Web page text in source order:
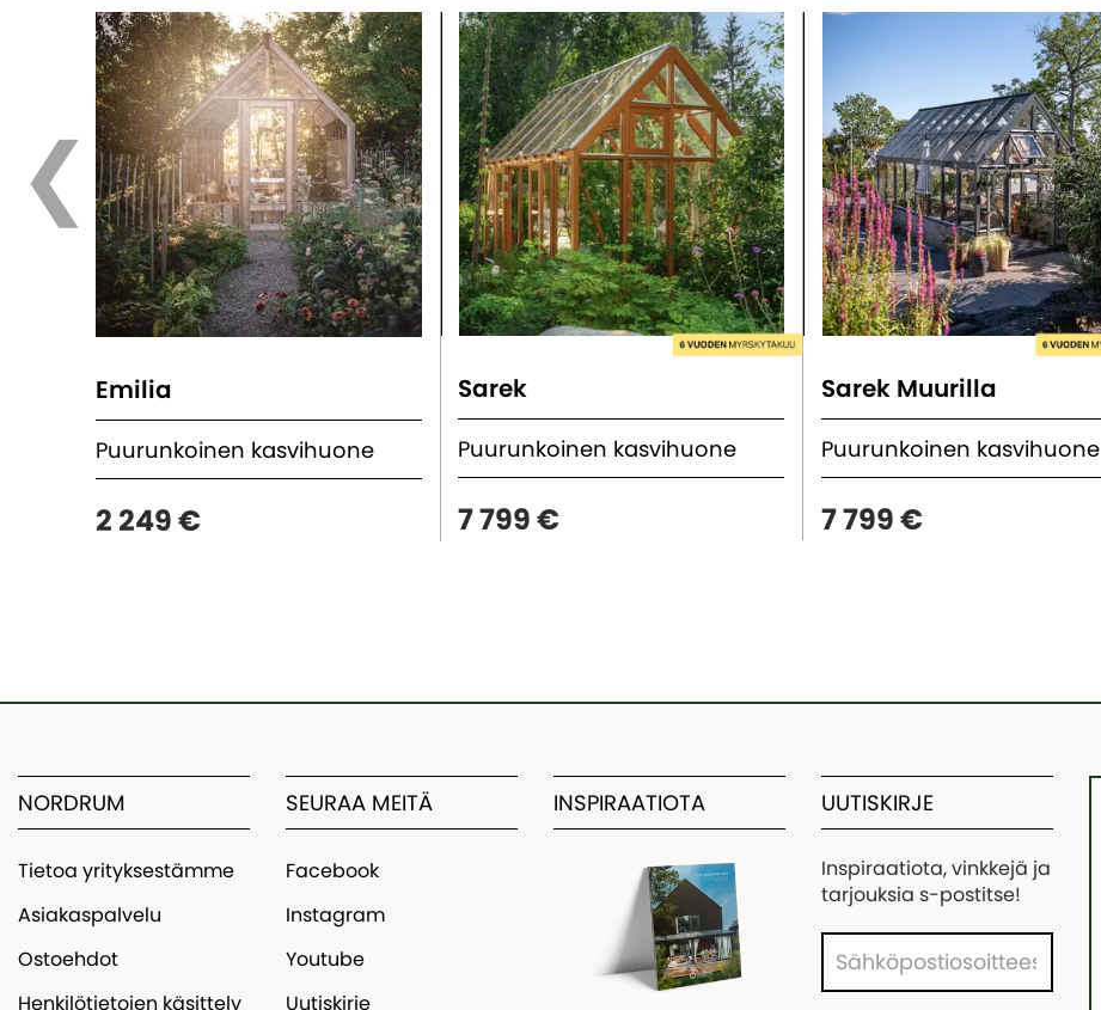
Emilia
Puurunkoinen kasvihuone
2 249 €
Sarek
Puurunkoinen kasvihuone
7 799 €
Sarek Muurilla
Puurunkoinen kasvihuone
7 799 €
NORDRUM
Tietoa yrityksestämme
Asiakaspalvelu
Ostoehdot
Henkilötietojen käsittely
SEURAA MEITÄ
Facebook
Instagram
Youtube
Uutiskirje
INSPIRAATIOTA UUTISKIRJE
Inspiraatiota, vinkkejä ja
tarjouksia s-postitse!